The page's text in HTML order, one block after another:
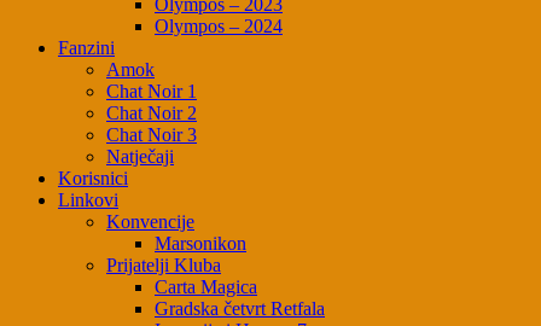
Olympos – 2023
Olympos – 2024
Fanzini
Amok
Chat Noir 1
Chat Noir 2
Chat Noir 3
Natječaji
Korisnici
Linkovi
Konvencije
Marsonikon
Prijatelji Kluba
Carta Magica
Gradska četvrt Retfala